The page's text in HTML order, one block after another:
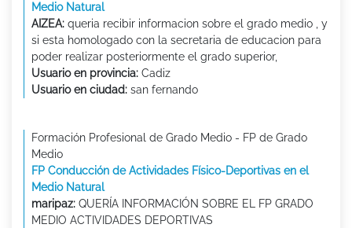
Medio Natural
AIZEA: queria recibir informacion sobre el grado medio , y
si esta homologado con la secretaria de educacion para
poder realizar posteriormente el grado superior,
Usuario en provincia: Cadiz
Usuario en ciudad: san fernando
Formación Profesional de Grado Medio - FP de Grado
Medio
FP Conducción de Actividades Físico-Deportivas en el
Medio Natural
maripaz: QUERÍA INFORMACIÓN SOBRE EL FP GRADO
MEDIO ACTIVIDADES DEPORTIVAS